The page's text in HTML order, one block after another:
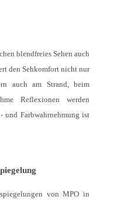
blendfreies Sehen auch
den Sehkomfort nicht nur
auch am Strand, beim
Reflexionen werden
Farbwahrnehmung ist
von MPO in